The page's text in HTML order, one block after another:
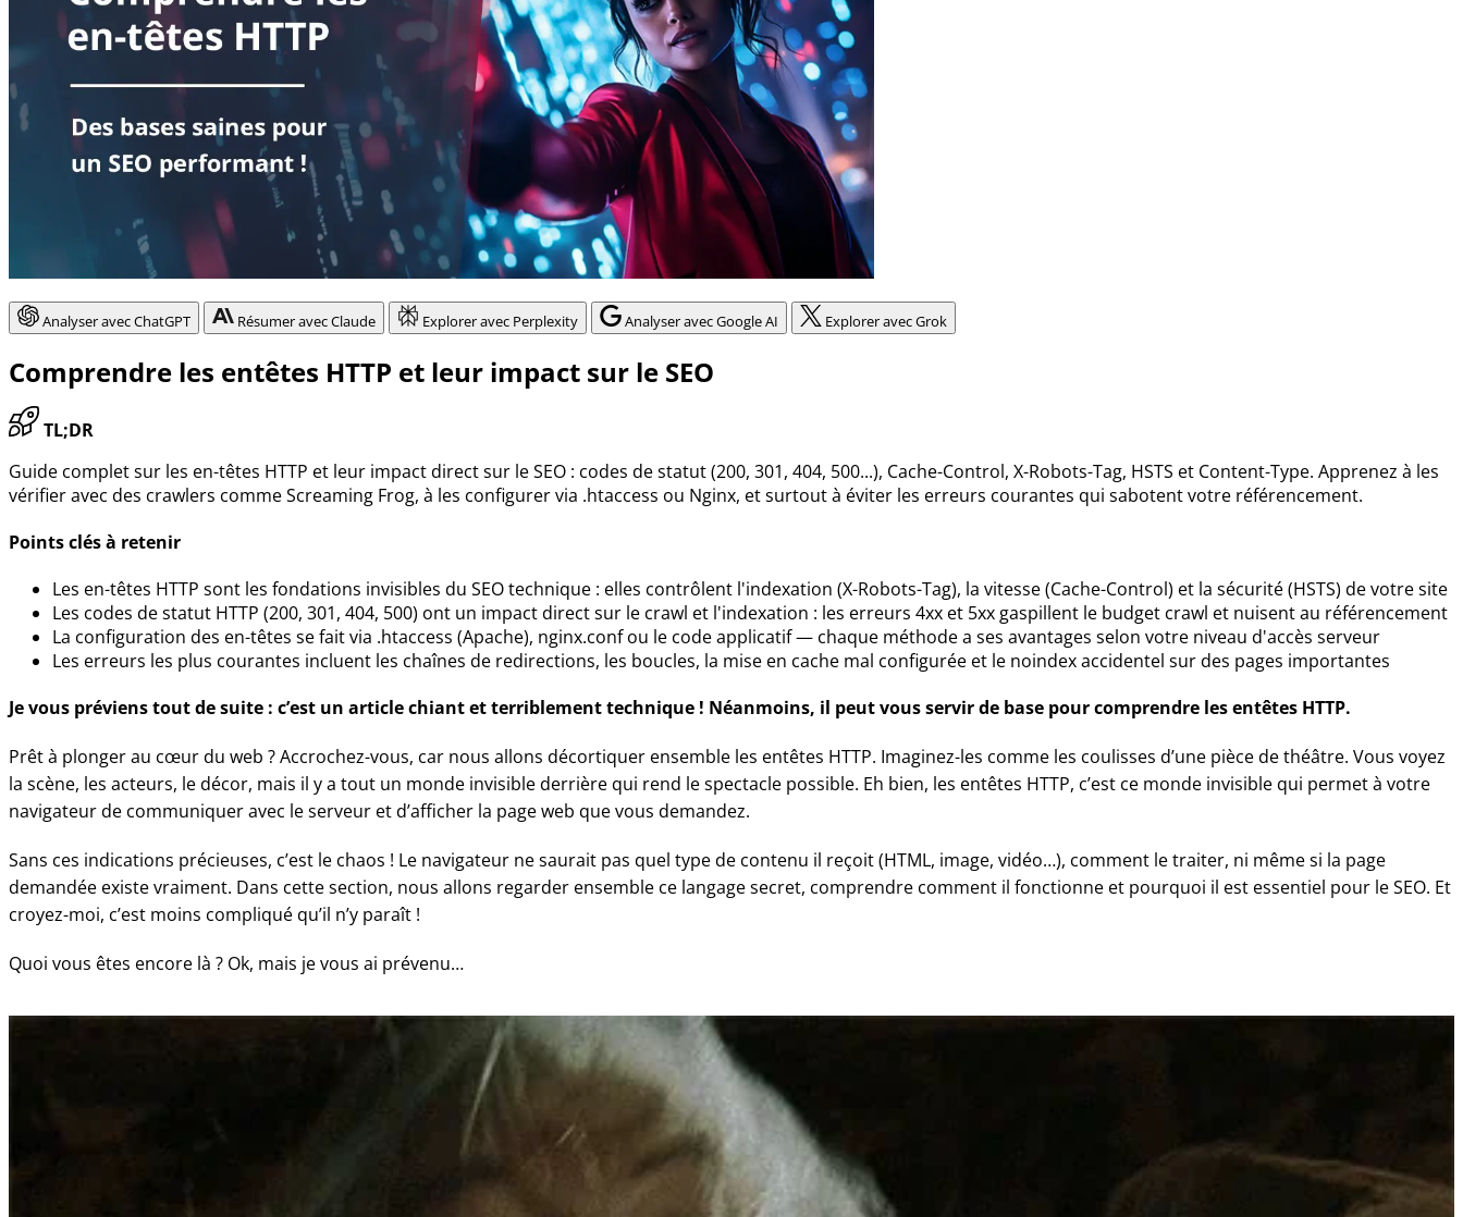
Analyser avec ChatGPT Résumer avec Claude Explorer avec Perplexity Analyser avec Google AI Explorer avec Grok
Comprendre les entêtes HTTP et leur impact sur le SEO
TL;DR
Guide complet sur les en-têtes HTTP et leur impact direct sur le SEO : codes de statut (200, 301, 404, 500...), Cache-Control, X-Robots-Tag, HSTS et Content-Type. Apprenez à les
vérifier avec des crawlers comme Screaming Frog, à les configurer via .htaccess ou Nginx, et surtout à éviter les erreurs courantes qui sabotent votre référencement.
Points clés à retenir
Les en-têtes HTTP sont les fondations invisibles du SEO technique : elles contrôlent l'indexation (X-Robots-Tag), la vitesse (Cache-Control) et la sécurité (HSTS) de votre site
Les codes de statut HTTP (200, 301, 404, 500) ont un impact direct sur le crawl et l'indexation : les erreurs 4xx et 5xx gaspillent le budget crawl et nuisent au référencement
La configuration des en-têtes se fait via .htaccess (Apache), nginx.conf ou le code applicatif — chaque méthode a ses avantages selon votre niveau d'accès serveur
Les erreurs les plus courantes incluent les chaînes de redirections, les boucles, la mise en cache mal configurée et le noindex accidentel sur des pages importantes
Je vous préviens tout de suite : c’est un article chiant et terriblement technique ! Néanmoins, il peut vous servir de base pour comprendre les entêtes HTTP.
Prêt à plonger au cœur du web ? Accrochez-vous, car nous allons décortiquer ensemble les entêtes HTTP. Imaginez-les comme les coulisses d’une pièce de théâtre. Vous voyez
la scène, les acteurs, le décor, mais il y a tout un monde invisible derrière qui rend le spectacle possible. Eh bien, les entêtes HTTP, c’est ce monde invisible qui permet à votre
navigateur de communiquer avec le serveur et d’afficher la page web que vous demandez.
Sans ces indications précieuses, c’est le chaos ! Le navigateur ne saurait pas quel type de contenu il reçoit (HTML, image, vidéo…), comment le traiter, ni même si la page
demandée existe vraiment. Dans cette section, nous allons regarder ensemble ce langage secret, comprendre comment il fonctionne et pourquoi il est essentiel pour le SEO. Et
croyez-moi, c’est moins compliqué qu’il n’y paraît !
Quoi vous êtes encore là ? Ok, mais je vous ai prévenu…